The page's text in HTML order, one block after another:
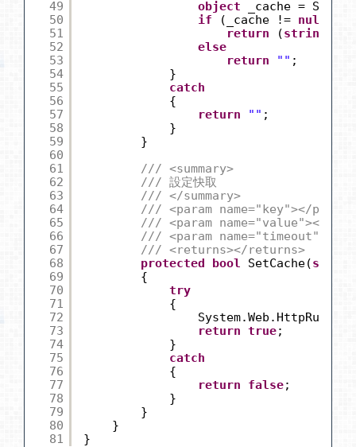
49
50
51
52
53
54
55
56
57
58
59
60
61
62
63
64
65
66
67
68
69
70
71
72
73
74
75
76
77
78
79
80
81
object
_cache =
if
(_cache != null
return
(string
else
return
"" ;
}
catch
{
return
"" ;
}
}
/// <summary>
/// 設定快取
/// </summary>
/// <param name="key"></param>
/// <param name="value"></
/// <param name="timeout"></
/// <returns></returns>
protected
bool SetCache(string
{
try
{
return true;
}
catch
{
return
false;
}
}
}
}